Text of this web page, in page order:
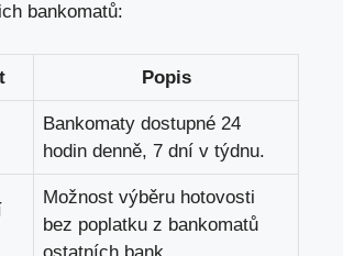
bankomatů:
Popis
Bankomaty dostupné ⁣24
hodin denně, 7 dní v týdnu.
Možnost‌ výběru ⁣hotovosti
bez poplatku z bankomatů
ostatních bank.